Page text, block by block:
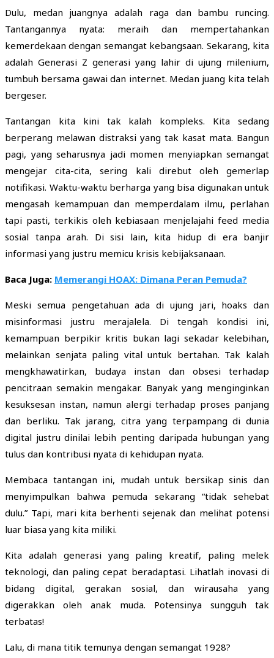
Dulu, medan juangnya adalah raga dan bambu runcing.
Tantangannya nyata: meraih dan mempertahankan
kemerdekaan dengan semangat kebangsaan. Sekarang, kita
adalah Generasi Z generasi yang lahir di ujung milenium,
tumbuh bersama gawai dan internet. Medan juang kita telah
bergeser.
Tantangan kita kini tak kalah kompleks. Kita sedang
berperang melawan distraksi yang tak kasat mata. Bangun
pagi, yang seharusnya jadi momen menyiapkan semangat
mengejar cita-cita, sering kali direbut oleh gemerlap
notifikasi. Waktu-waktu berharga yang bisa digunakan untuk
mengasah kemampuan dan memperdalam ilmu, perlahan
tapi pasti, terkikis oleh kebiasaan menjelajahi feed media
sosial tanpa arah. Di sisi lain, kita hidup di era banjir
informasi yang justru memicu krisis kebijaksanaan.
Baca Juga: Memerangi HOAX: Dimana Peran Pemuda?
Meski semua pengetahuan ada di ujung jari, hoaks dan
misinformasi justru merajalela. Di tengah kondisi ini,
kemampuan berpikir kritis bukan lagi sekadar kelebihan,
melainkan senjata paling vital untuk bertahan. Tak kalah
mengkhawatirkan, budaya instan dan obsesi terhadap
pencitraan semakin mengakar. Banyak yang menginginkan
kesuksesan instan, namun alergi terhadap proses panjang
dan berliku. Tak jarang, citra yang terpampang di dunia
digital justru dinilai lebih penting daripada hubungan yang
tulus dan kontribusi nyata di kehidupan nyata.
Membaca tantangan ini, mudah untuk bersikap sinis dan
menyimpulkan bahwa pemuda sekarang “tidak sehebat
dulu.” Tapi, mari kita berhenti sejenak dan melihat potensi
luar biasa yang kita miliki.
Kita adalah generasi yang paling kreatif, paling melek
teknologi, dan paling cepat beradaptasi. Lihatlah inovasi di
bidang digital, gerakan sosial, dan wirausaha yang
digerakkan oleh anak muda. Potensinya sungguh tak
terbatas!
Lalu, di mana titik temunya dengan semangat 1928?